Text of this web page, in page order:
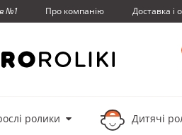
№1 Про компанiю Доставка i
ролики Дитячі